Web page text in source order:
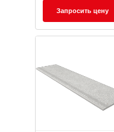
Запросить цену